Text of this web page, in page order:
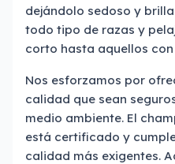
dejándolo sedoso y
todo tipo de razas y
corto hasta aquellos
Nos esforzamos por
calidad que sean
medio ambiente. El
está certificado y
calidad más exigentes.